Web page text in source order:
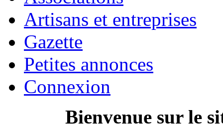
Artisans et entreprises
Gazette
Petites annonces
Connexion
Bienvenue sur le